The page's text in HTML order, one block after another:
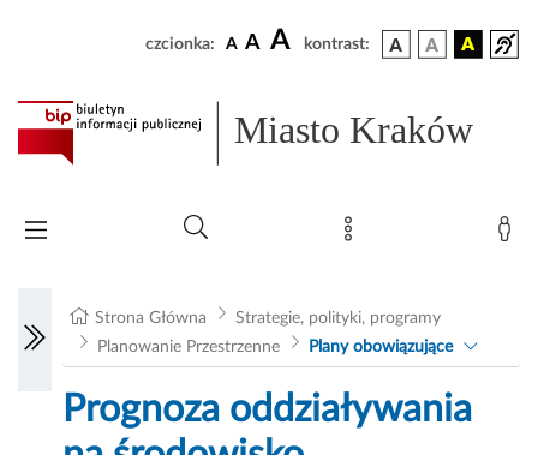
czcionka: A A A kontrast:
Miasto Kraków
Strona Główna
Strategie, polityki, programy
Planowanie Przestrzenne
Plany obowiązujące
Prognoza oddziaływania